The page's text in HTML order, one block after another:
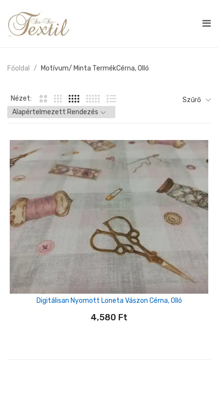
Főoldal Motívum/ Minta TermékCérna, Olló
Nézet: Szűrő
Digitálisan Nyomott Loneta Vászon Cérna, Olló
4,580 Ft